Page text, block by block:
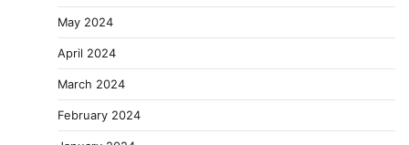
May 2024
April 2024
March 2024
February 2024